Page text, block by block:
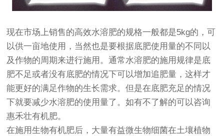
现在市场上销售的高效水溶肥的规格一般都是5kg的，可
以供一亩地使用，当然也是要根据底肥使用量的不同以
及作物的周期来进行施用。通常水溶肥的施用规律是底
肥不足或者没有底肥的情况下可以增加追肥量，这样才
能更好的满足作物的生长需求。但是在底肥充足的情况
下就要减少水溶肥的使用量了。如有不了解的可以咨询
惠禾壮有机肥。
在施用生物有机肥后，大量有益微生物细菌在土壤植物